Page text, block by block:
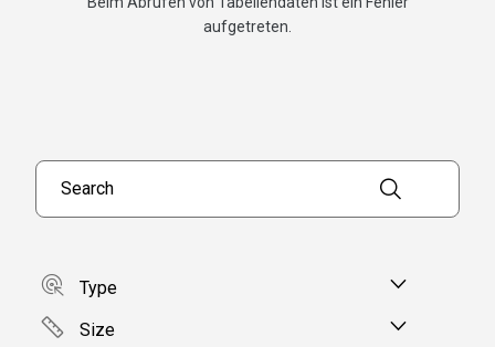
Search products
Type
Size
aufgetreten.